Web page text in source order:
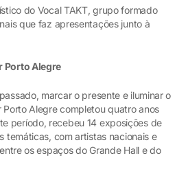
do Vocal TAKT, grupo formado
que faz apresentações junto à
Porto Alegre
marcar o presente e iluminar o
Porto Alegre completou quatro anos
período, recebeu 14 exposições de
temáticas, com artistas nacionais e
os espaços do Grande Hall e do